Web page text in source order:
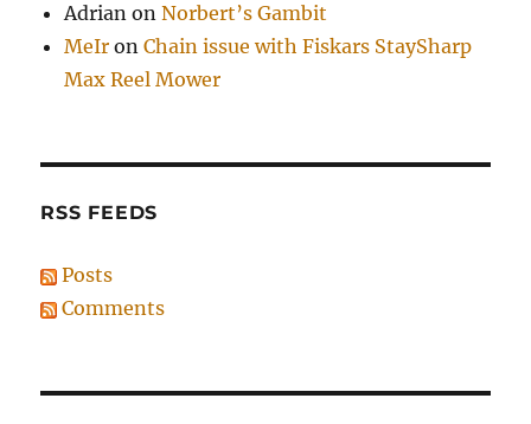
Adrian onNorbert’s Gambit
MeIr onChain issue with Fiskars StaySharp
Max Reel Mower
RSS FEEDS
Posts
Comments